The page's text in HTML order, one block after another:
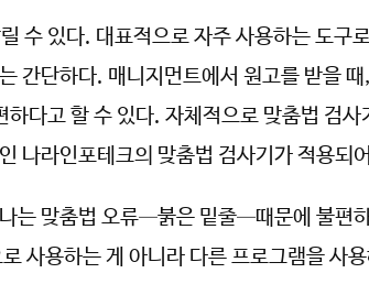
수 있다. 대표적으로 자주 사용하는 도구
간단하다. 매니지먼트에서 원고를 받을
다고 할 수 있다. 자체적으로 맞춤법 검사
인 나라인포테크의 맞춤법 검사기가 적용되
는 맞춤법 오류─붉은 밑줄─때문에 불편
사용하는 게 아니라 다른 프로그램을 사